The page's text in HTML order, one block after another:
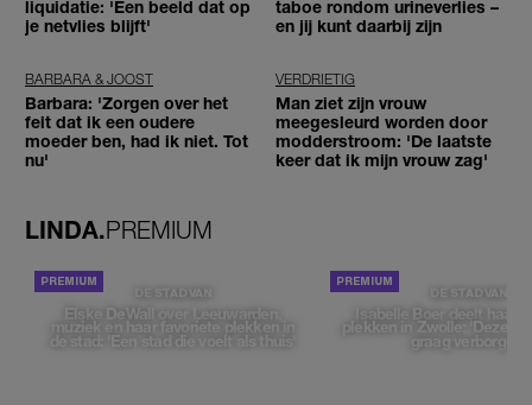
liquidatie: 'Een beeld dat op
je netvlies blijft'
taboe rondom urineverlies –
en jij kunt daarbij zijn
BARBARA & JOOST
Barbara: 'Zorgen over het
feit dat ik een oudere
moeder ben, had ik niet. Tot
nu'
VERDRIETIG
Man ziet zijn vrouw
meegesleurd worden door
modderstroom: 'De laatste
keer dat ik mijn vrouw zag'
LINDA.PREMIUM
DE STAD VAN
Elske DeWall over Leeuwarden,
muziek en haar favoriete plekken in
de stad: 'Een stad die voelt als thuis'
DE STAD VAN
Isabelle Boer deelt haar
plekken in Zwolle: 'Deze
graag verborgen'